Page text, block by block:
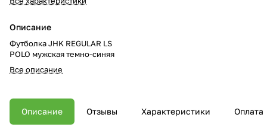
Описание
Футболка JHK REGULAR LS
POLO мужская темно-синяя
Все описание
Описание Отзывы Характеристики Оплата